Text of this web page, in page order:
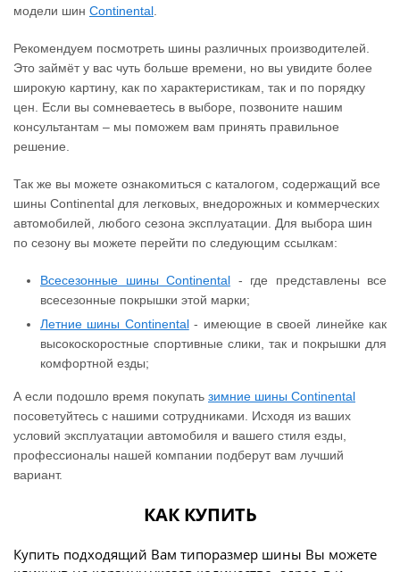
модели шин Continental.
Рекомендуем посмотреть шины различных производителей.
Это займёт у вас чуть больше времени, но вы увидите более
широкую картину, как по характеристикам, так и по порядку
цен. Если вы сомневаетесь в выборе, позвоните нашим
консультантам – мы поможем вам принять правильное
решение.
Так же вы можете ознакомиться с каталогом, содержащий все
шины Continental для легковых, внедорожных и коммерческих
автомобилей, любого сезона эксплуатации. Для выбора шин
по сезону вы можете перейти по следующим ссылкам:
Всесезонные шины Continental - где представлены все
всесезонные покрышки этой марки;
Летние шины Continental- имеющие в своей линейке как
высокоскоростные спортивные слики, так и покрышки для
комфортной езды;
А если подошло время покупать зимние шины Continental
посоветуйтесь с нашими сотрудниками. Исходя из ваших
условий эксплуатации автомобиля и вашего стиля езды,
профессионалы нашей компании подберут вам лучший
вариант.
КАК КУПИТЬ
Купить подходящий Вам типоразмер шины Вы можете